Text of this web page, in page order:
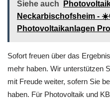
Siehe auch
Neckarbischofsheim -
Photovoltaikanlagen
Sofort freuen über das
mehr haben. Wir unterstützen
mit Freude weiter, sofern Sie
haben. Für Photovoltaik und